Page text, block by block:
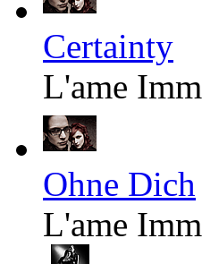
Certainty
L'ame
Ohne Dich
L'ame